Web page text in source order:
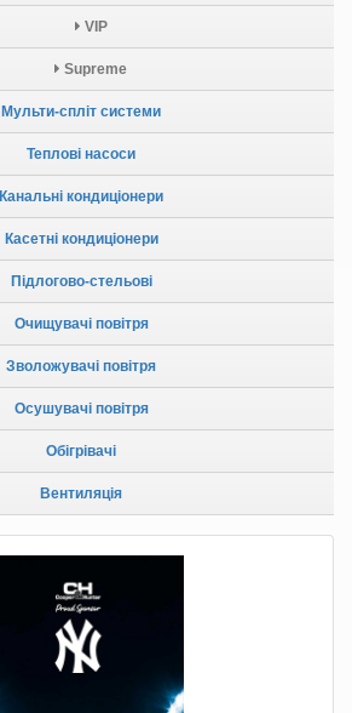
VIP
Supreme
Мульти-спліт системи
Теплові насоси
Канальні кондиціонери
Касетні кондиціонери
Підлогово-стельові
Очищувачі повітря
Зволожувачі повітря
Осушувачі повітря
Обігрівачі
Вентиляція